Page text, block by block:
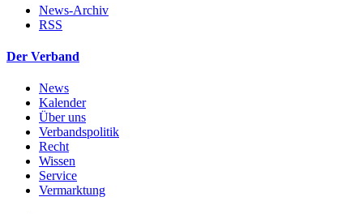
News-Archiv
RSS
Der Verband
News
Kalender
Über uns
Verbandspolitik
Recht
Wissen
Service
Vermarktung